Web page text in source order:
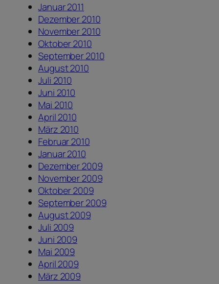
Januar 2011
Dezember 2010
November 2010
Oktober 2010
September 2010
August 2010
Juli 2010
Juni 2010
Mai 2010
April 2010
März 2010
Februar 2010
Januar 2010
Dezember 2009
November 2009
Oktober 2009
September 2009
August 2009
Juli 2009
Juni 2009
Mai 2009
April 2009
März 2009